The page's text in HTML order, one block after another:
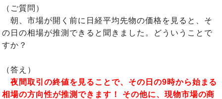
（ご質問）
朝、市場が開く前に日経平均先物の価格を見ると、そ
の日の相場が推測できると聞きました。どういうことで
すか？
（答え）
夜間取引の終値を見ることで、その日の9時から始まる
相場の方向性が推測できます！ その他に、現物市場の商